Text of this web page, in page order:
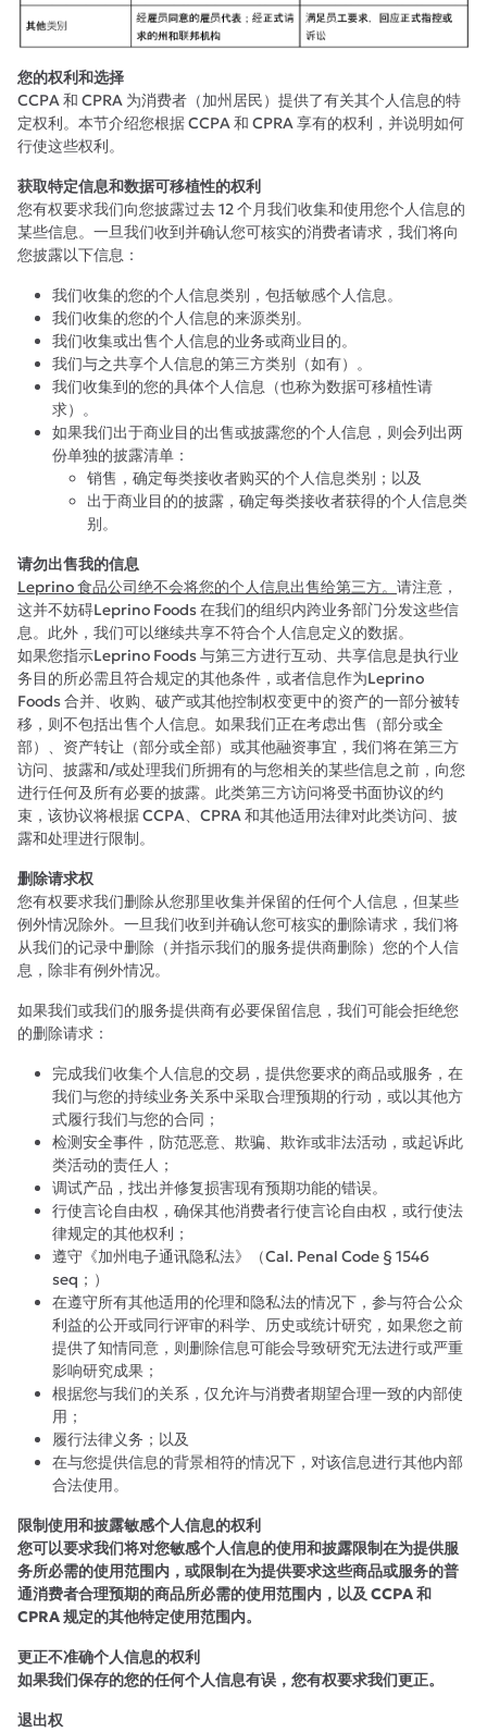
您的权利和选择
CCPA 和 CPRA 为消费者（加州居民）提供了有关其个人信息的特
定权利。本节介绍您根据 CCPA 和 CPRA 享有的权利，并说明如何
行使这些权利。
获取特定信息和数据可移植性的权利
您有权要求我们向您披露过去 12 个月我们收集和使用您个人信息的
某些信息。一旦我们收到并确认您可核实的消费者请求，我们将向
您披露以下信息：
我们收集的您的个人信息类别，包括敏感个人信息。
我们收集的您的个人信息的来源类别。
我们收集或出售个人信息的业务或商业目的。
我们与之共享个人信息的第三方类别（如有）。
我们收集到的您的具体个人信息（也称为数据可移植性请
求）。
如果我们出于商业目的出售或披露您的个人信息，则会列出两
份单独的披露清单：
销售，确定每类接收者购买的个人信息类别；以及
出于商业目的的披露，确定每类接收者获得的个人信息类
别。
请勿出售我的信息
Leprino 食品公司绝不会将您的个人信息出售给第三方。 请注意，
这并不妨碍Leprino Foods 在我们的组织内跨业务部门分发这些信
息。此外，我们可以继续共享不符合个人信息定义的数据。
如果您指示Leprino Foods 与第三方进行互动、共享信息是执行业
务目的所必需且符合规定的其他条件，或者信息作为Leprino
Foods 合并、收购、破产或其他控制权变更中的资产的一部分被转
移，则不包括出售个人信息。如果我们正在考虑出售（部分或全
部）、资产转让（部分或全部）或其他融资事宜，我们将在第三方
访问、披露和/或处理我们所拥有的与您相关的某些信息之前，向您
进行任何及所有必要的披露。此类第三方访问将受书面协议的约
束，该协议将根据 CCPA、CPRA 和其他适用法律对此类访问、披
露和处理进行限制。
删除请求权
您有权要求我们删除从您那里收集并保留的任何个人信息，但某些
例外情况除外。一旦我们收到并确认您可核实的删除请求，我们将
从我们的记录中删除（并指示我们的服务提供商删除）您的个人信
息，除非有例外情况。
如果我们或我们的服务提供商有必要保留信息，我们可能会拒绝您
的删除请求：
完成我们收集个人信息的交易，提供您要求的商品或服务，在
我们与您的持续业务关系中采取合理预期的行动，或以其他方
式履行我们与您的合同；
检测安全事件，防范恶意、欺骗、欺诈或非法活动，或起诉此
类活动的责任人；
调试产品，找出并修复损害现有预期功能的错误。
行使言论自由权，确保其他消费者行使言论自由权，或行使法
律规定的其他权利；
遵守《加州电子通讯隐私法》（Cal. Penal Code § 1546
seq；）
在遵守所有其他适用的伦理和隐私法的情况下，参与符合公众
利益的公开或同行评审的科学、历史或统计研究，如果您之前
提供了知情同意，则删除信息可能会导致研究无法进行或严重
影响研究成果；
根据您与我们的关系，仅允许与消费者期望合理一致的内部使
用；
履行法律义务；以及
在与您提供信息的背景相符的情况下，对该信息进行其他内部
合法使用。
限制使用和披露敏感个人信息的权利
您可以要求我们将对您敏感个人信息的使用和披露限制在为提供服
务所必需的使用范围内，或限制在为提供要求这些商品或服务的普
通消费者合理预期的商品所必需的使用范围内，以及 CCPA 和
CPRA 规定的其他特定使用范围内。
更正不准确个人信息的权利
如果我们保存的您的任何个人信息有误，您有权要求我们更正。
退出权